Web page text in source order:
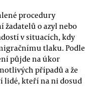
procedury
žadatelů o azyl nebo
v situacích, kdy
tlaku. Podle
půjde na úkor
případů a že
lidé, kteří na ni dosud